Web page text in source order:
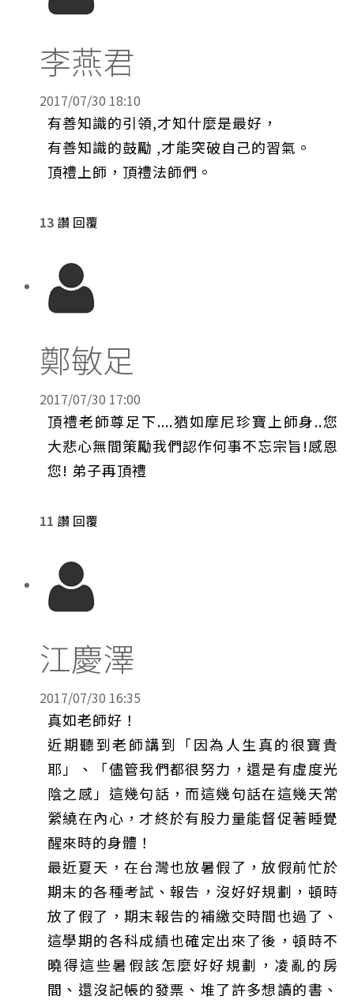
李燕君
2017/07/30 18:10
有善知識的引領,才知什麼是最好，
有善知識的鼓勵 ,才能突破自己的習氣。
頂禮上師，頂禮法師們。
13 讚 回覆
鄭敏足
2017/07/30 17:00
頂禮老師尊足下....猶如摩尼珍寶上師身..您
大悲心無間策勵我們認作何事不忘宗旨!感恩
您! 弟子再頂禮
11 讚 回覆
江慶澤
2017/07/30 16:35
真如老師好！
近期聽到老師講到「因為人生真的很寶貴
耶」、「儘管我們都很努力，還是有虛度光
陰之感」這幾句話，而這幾句話在這幾天常
縈繞在內心，才終於有股力量能督促著睡覺
醒來時的身體！
最近夏天，在台灣也放暑假了，放假前忙於
期末的各種考試、報告，沒好好規劃，頓時
放了假了，期末報告的補繳交時間也過了、
這學期的各科成績也確定出來了後，頓時不
曉得這些暑假該怎麼好好規劃，凌亂的房
間、還沒記帳的發票、堆了許多想讀的書、